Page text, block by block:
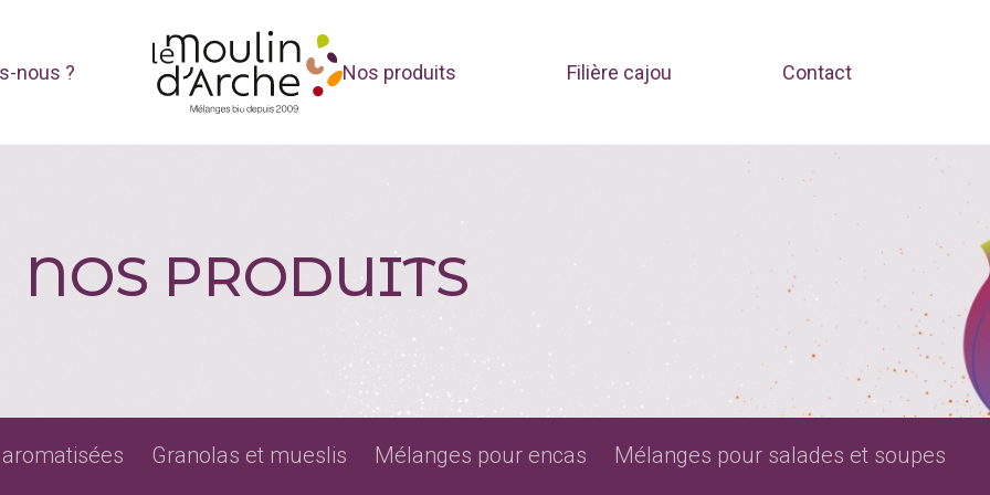
nous ? Nos produits Filière cajou Contact
NOS PRODUITS
Granolas et mueslis Mélanges pour encas Mélanges pour salades et soupes